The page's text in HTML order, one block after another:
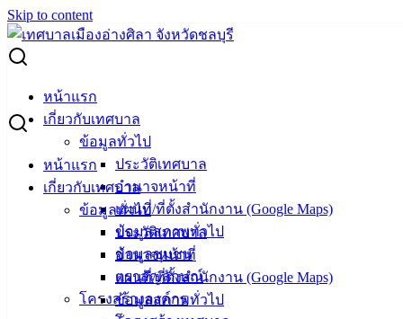
Skip to content
หน้าแรก
เกี่ยวกับเทศบาล
ข้อมูลทั่วไป
ประวัติเทศบาล
อำนาจหน้าที่
แผนที่/ที่ตั้งสำนักงาน (Google Maps)
ข้อมูลสภาพทั่วไป
ข้อมูลชุมชน
ตราสัญลักษณ์
โครงสร้างองค์กร
หน้าแรก
เกี่ยวกับเทศบาล
ข้อมูลทั่วไป
ประวัติเทศบาล
อำนาจหน้าที่
แผนที่/ที่ตั้งสำนักงาน (Google Maps)
ข้อมูลสภาพทั่วไป
Search for:
ผู้ชนะการเสนอราคา วัสดุการเกษตร 8 รายการ
ผู้ชนะการเสนอราคา วัสดุการเกษตร 8
รายการ
มกราคม 21, 2025 มกราคม 21, 2025
ประกาศผู้ชนะ